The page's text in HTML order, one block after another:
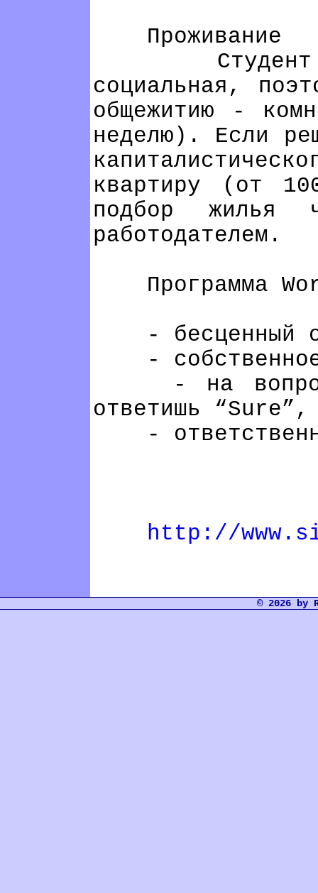
Проживание
Студент -
социальная,
общежитию -
неделю). Если
квартиру (от
подбор жилья
работодателем.
Программа
- бесценный
- собственное
- на вопрос
ответишь
-
http://
© 2026 by